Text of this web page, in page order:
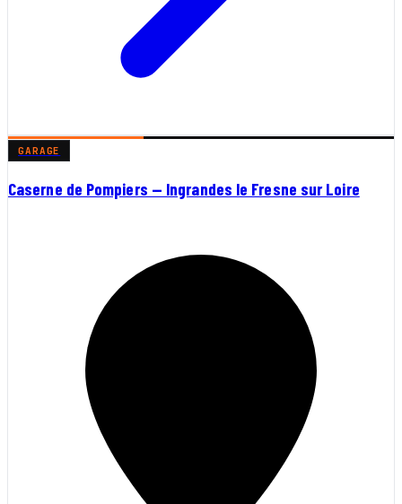
GARAGE
Caserne de Pompiers — Ingrandes le Fresne sur Loire